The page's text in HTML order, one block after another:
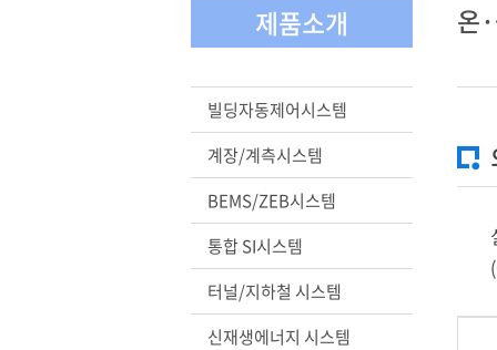
제품소개
빌딩자동제어시스템
계장/계측시스템
BEMS/ZEB시스템
통합 SI시스템
터널/지하철 시스템
신재생에너지 시스템
온